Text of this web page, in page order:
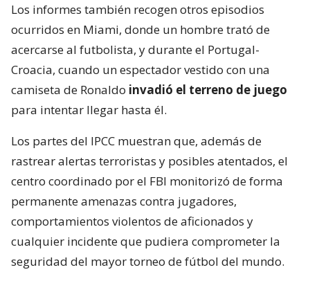
Los informes también recogen otros episodios
ocurridos en Miami, donde un hombre trató de
acercarse al futbolista, y durante el Portugal-
Croacia, cuando un espectador vestido con una
camiseta de Ronaldo invadió el terreno de juego
para intentar llegar hasta él.
Los partes del IPCC muestran que, además de
rastrear alertas terroristas y posibles atentados, el
centro coordinado por el FBI monitorizó de forma
permanente amenazas contra jugadores,
comportamientos violentos de aficionados y
cualquier incidente que pudiera comprometer la
seguridad del mayor torneo de fútbol del mundo.